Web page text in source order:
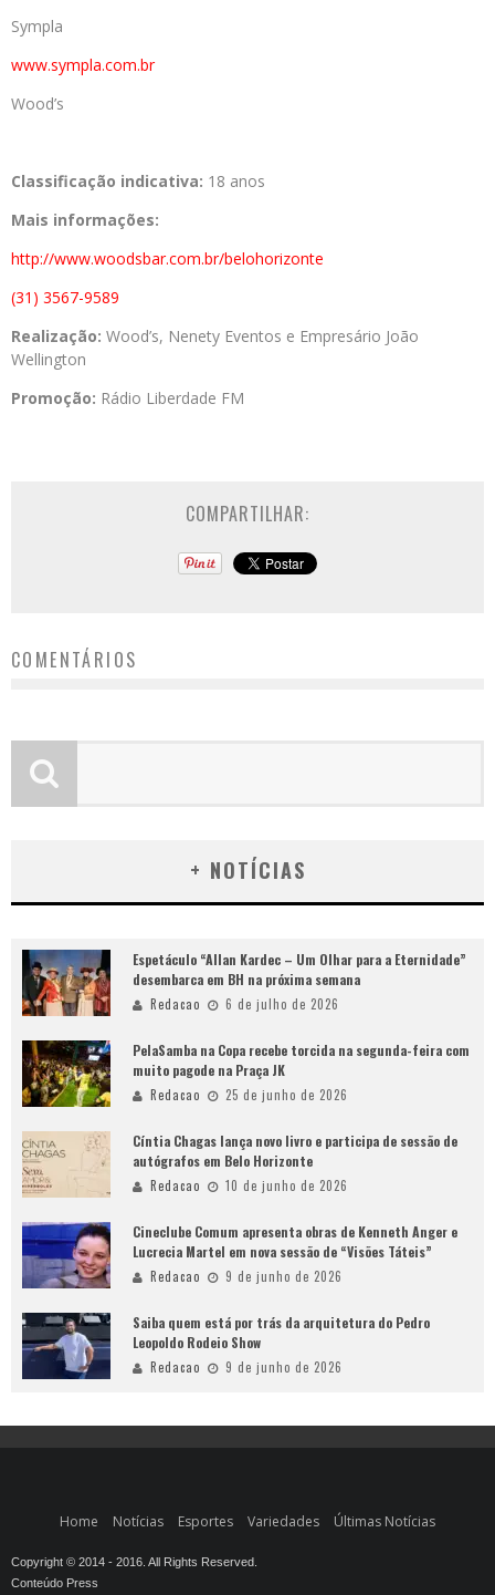
Sympla
www.sympla.com.br
Wood’s
Classificação indicativa: 18 anos
Mais informações:
http://www.woodsbar.com.br/belohorizonte
(31) 3567-9589
Realização: Wood’s, Nenety Eventos e Empresário João
Wellington
Promoção: Rádio Liberdade FM
COMPARTILHAR:
COMENTÁRIOS
+ NOTÍCIAS
Espetáculo “Allan Kardec – Um Olhar para a Eternidade”
desembarca em BH na próxima semana
Redacao 6 de julho de 2026
PelaSamba na Copa recebe torcida na segunda-feira com
muito pagode na Praça JK
Redacao 25 de junho de 2026
Cíntia Chagas lança novo livro e participa de sessão de
autógrafos em Belo Horizonte
Redacao 10 de junho de 2026
Cineclube Comum apresenta obras de Kenneth Anger e
Lucrecia Martel em nova sessão de “Visões Táteis”
Redacao 9 de junho de 2026
Saiba quem está por trás da arquitetura do Pedro
Leopoldo Rodeio Show
Redacao 9 de junho de 2026
Home Notícias Esportes Variedades Últimas Notícias
Copyright © 2014 - 2016. All Rights Reserved.
Conteúdo Press